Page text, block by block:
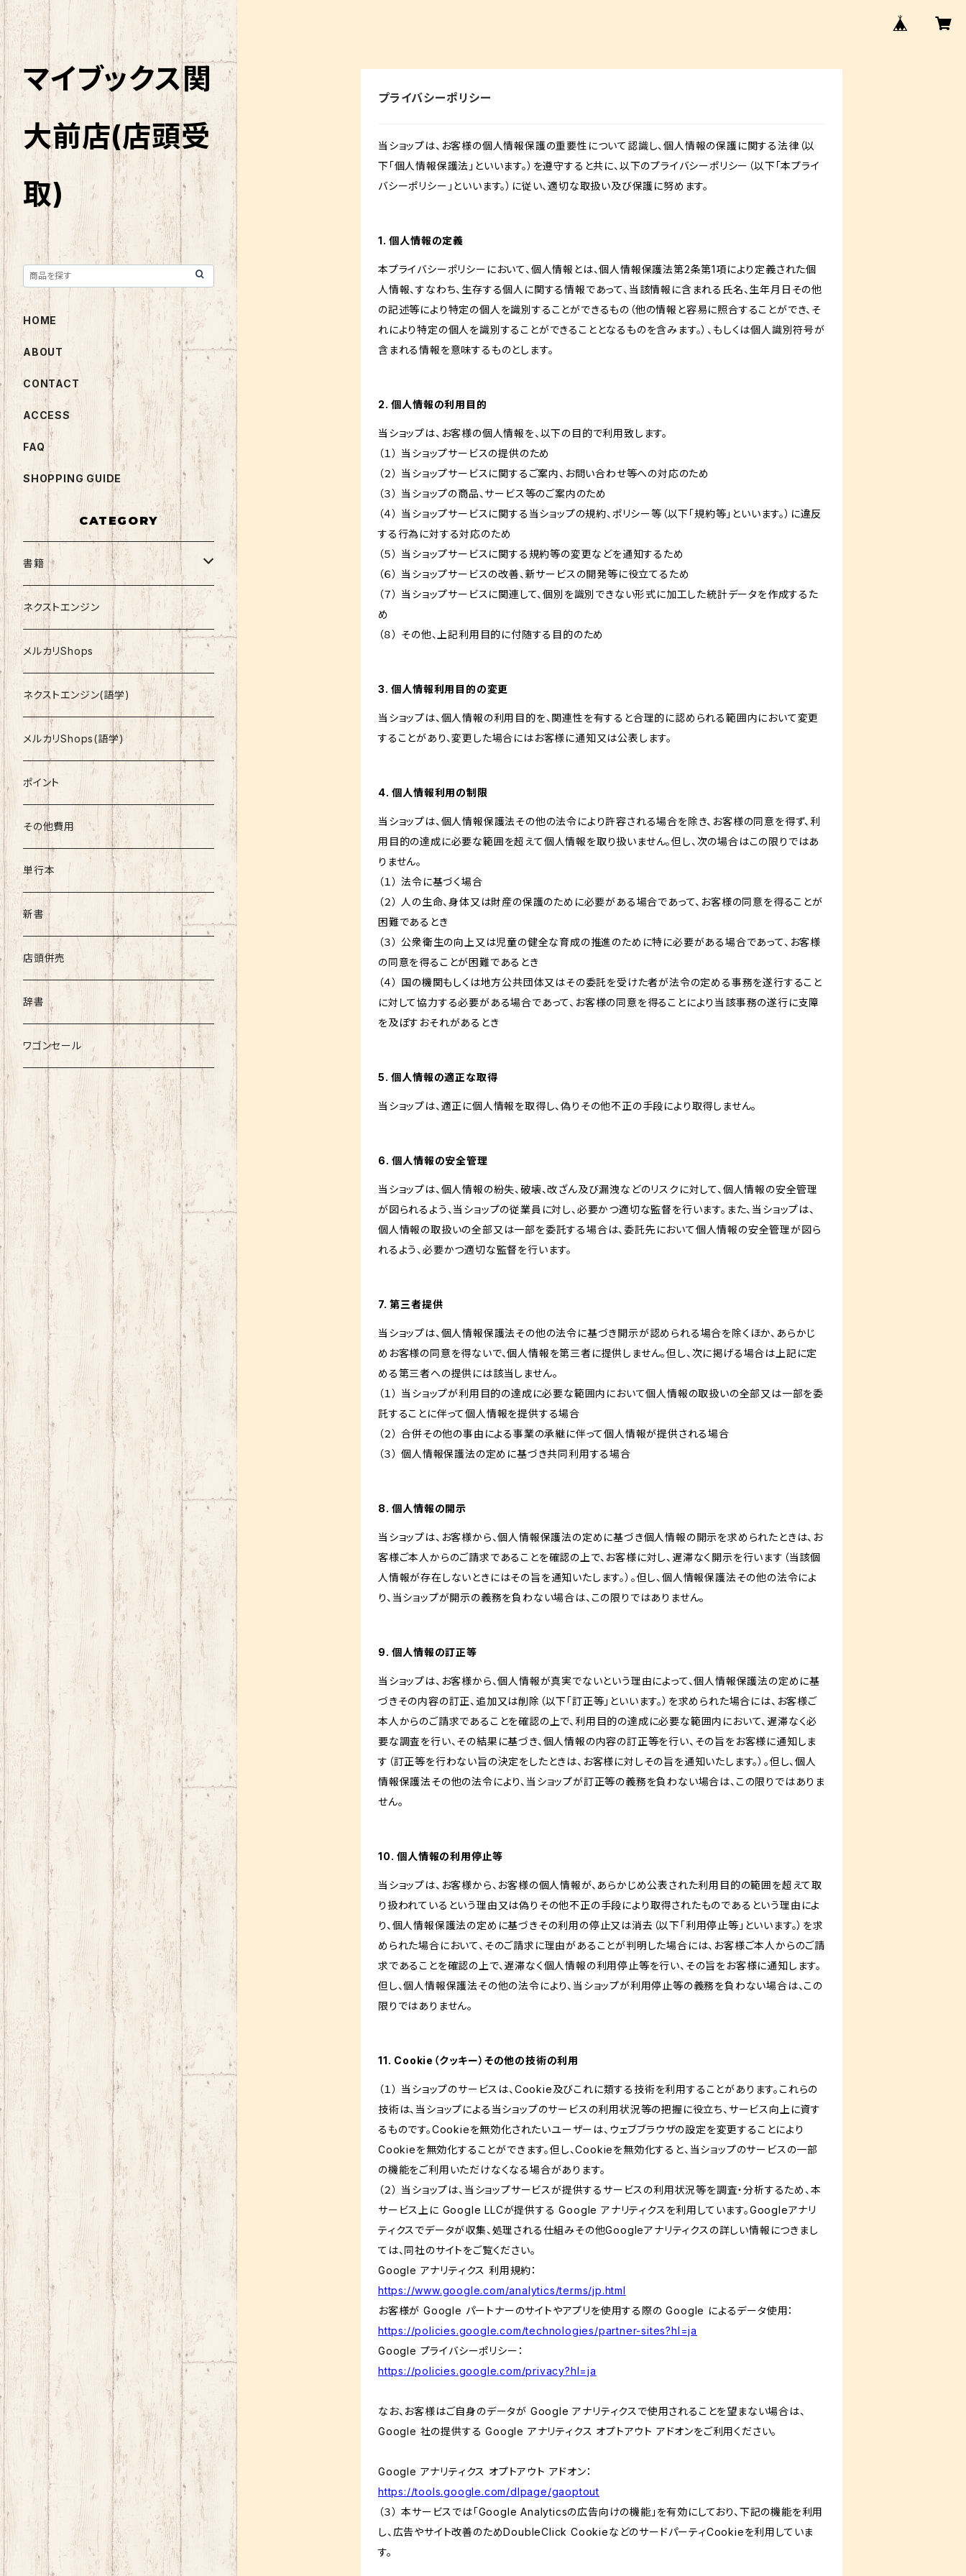
プライバシーポリシー
当ショップは、お客様の個人情報保護の重要性について認識し、個人情報の保護に関する法律（以
下「個人情報保護法」といいます。）を遵守すると共に、以下のプライバシーポリシー（以下「本プライ
バシーポリシー」といいます。）に従い、適切な取扱い及び保護に努めます。
1. 個人情報の定義
本プライバシーポリシーにおいて、個人情報とは、個人情報保護法第2条第1項により定義された個
人情報、すなわち、生存する個人に関する情報であって、当該情報に含まれる氏名、生年月日その他
の記述等により特定の個人を識別することができるもの（他の情報と容易に照合することができ、そ
れにより特定の個人を識別することができることとなるものを含みます。）、もしくは個人識別符号が
含まれる情報を意味するものとします。
2. 個人情報の利用目的
当ショップは、お客様の個人情報を、以下の目的で利用致します。
（１） 当ショップサービスの提供のため
（２） 当ショップサービスに関するご案内、お問い合わせ等への対応のため
（３） 当ショップの商品、サービス等のご案内のため
（４） 当ショップサービスに関する当ショップの規約、ポリシー等（以下「規約等」といいます。）に違反
する行為に対する対応のため
（５） 当ショップサービスに関する規約等の変更などを通知するため
（６） 当ショップサービスの改善、新サービスの開発等に役立てるため
（７） 当ショップサービスに関連して、個別を識別できない形式に加工した統計データを作成するた
め
（８） その他、上記利用目的に付随する目的のため
3. 個人情報利用目的の変更
当ショップは、個人情報の利用目的を、関連性を有すると合理的に認められる範囲内において変更
することがあり、変更した場合にはお客様に通知又は公表します。
4. 個人情報利用の制限
当ショップは、個人情報保護法その他の法令により許容される場合を除き、お客様の同意を得ず、利
用目的の達成に必要な範囲を超えて個人情報を取り扱いません。但し、次の場合はこの限りではあ
りません。
（１） 法令に基づく場合
（２） 人の生命、身体又は財産の保護のために必要がある場合であって、お客様の同意を得ることが
困難であるとき
（３） 公衆衛生の向上又は児童の健全な育成の推進のために特に必要がある場合であって、お客様
の同意を得ることが困難であるとき
（４） 国の機関もしくは地方公共団体又はその委託を受けた者が法令の定める事務を遂行すること
に対して協力する必要がある場合であって、お客様の同意を得ることにより当該事務の遂行に支障
を及ぼすおそれがあるとき
5. 個人情報の適正な取得
当ショップは、適正に個人情報を取得し、偽りその他不正の手段により取得しません。
6. 個人情報の安全管理
当ショップは、個人情報の紛失、破壊、改ざん及び漏洩などのリスクに対して、個人情報の安全管理
が図られるよう、当ショップの従業員に対し、必要かつ適切な監督を行います。また、当ショップは、
個人情報の取扱いの全部又は一部を委託する場合は、委託先において個人情報の安全管理が図ら
れるよう、必要かつ適切な監督を行います。
7. 第三者提供
当ショップは、個人情報保護法その他の法令に基づき開示が認められる場合を除くほか、あらかじ
めお客様の同意を得ないで、個人情報を第三者に提供しません。但し、次に掲げる場合は上記に定
める第三者への提供には該当しません。
（１） 当ショップが利用目的の達成に必要な範囲内において個人情報の取扱いの全部又は一部を委
託することに伴って個人情報を提供する場合
（２） 合併その他の事由による事業の承継に伴って個人情報が提供される場合
（３） 個人情報保護法の定めに基づき共同利用する場合
8. 個人情報の開示
当ショップは、お客様から、個人情報保護法の定めに基づき個人情報の開示を求められたときは、お
客様ご本人からのご請求であることを確認の上で、お客様に対し、遅滞なく開示を行います（当該個
人情報が存在しないときにはその旨を通知いたします。）。但し、個人情報保護法その他の法令によ
り、当ショップが開示の義務を負わない場合は、この限りではありません。
9. 個人情報の訂正等
当ショップは、お客様から、個人情報が真実でないという理由によって、個人情報保護法の定めに基
づきその内容の訂正、追加又は削除（以下「訂正等」といいます。）を求められた場合には、お客様ご
本人からのご請求であることを確認の上で、利用目的の達成に必要な範囲内において、遅滞なく必
要な調査を行い、その結果に基づき、個人情報の内容の訂正等を行い、その旨をお客様に通知しま
す（訂正等を行わない旨の決定をしたときは、お客様に対しその旨を通知いたします。）。但し、個人
情報保護法その他の法令により、当ショップが訂正等の義務を負わない場合は、この限りではありま
せん。
10. 個人情報の利用停止等
当ショップは、お客様から、お客様の個人情報が、あらかじめ公表された利用目的の範囲を超えて取
り扱われているという理由又は偽りその他不正の手段により取得されたものであるという理由によ
り、個人情報保護法の定めに基づきその利用の停止又は消去（以下「利用停止等」といいます。）を求
められた場合において、そのご請求に理由があることが判明した場合には、お客様ご本人からのご請
求であることを確認の上で、遅滞なく個人情報の利用停止等を行い、その旨をお客様に通知します。
但し、個人情報保護法その他の法令により、当ショップが利用停止等の義務を負わない場合は、この
限りではありません。
11. Cookie（クッキー）その他の技術の利用
（１） 当ショップのサービスは、Cookie及びこれに類する技術を利用することがあります。これらの
技術は、当ショップによる当ショップのサービスの利用状況等の把握に役立ち、サービス向上に資す
るものです。Cookieを無効化されたいユーザーは、ウェブブラウザの設定を変更することにより
Cookieを無効化することができます。但し、Cookieを無効化すると、当ショップのサービスの一部
の機能をご利用いただけなくなる場合があります。
（２） 当ショップは、当ショップサービスが提供するサービスの利用状況等を調査・分析するため、本
サービス上に Google LLCが提供する Google アナリティクスを利用しています。Googleアナリ
ティクスでデータが収集、処理される仕組みその他Googleアナリティクスの詳しい情報につきまし
ては、同社のサイトをご覧ください。
Google アナリティクス 利用規約：
https://www.google.com/analytics/terms/jp.html
お客様が Google パートナーのサイトやアプリを使用する際の Google によるデータ使用：
https://policies.google.com/technologies/partner-sites?hl=ja
Google プライバシーポリシー：
https://policies.google.com/privacy?hl=ja
なお、お客様はご自身のデータが Google アナリティクスで使用されることを望まない場合は、
Google 社の提供する Google アナリティクス オプトアウト アドオンをご利用ください。
Google アナリティクス オプトアウト アドオン：
https://tools.google.com/dlpage/gaoptout
（３） 本サービスでは「Google Analyticsの広告向けの機能」を有効にしており、下記の機能を利用
し、広告やサイト改善のためDoubleClick CookieなどのサードパーティCookieを利用していま
す。
マイブックス関
大前店(店頭受
取)
HOME
ABOUT
CONTACT
ACCESS
FAQ
SHOPPING GUIDE
CATEGORY
書籍
関西大学テキスト
就活
資格
コミック
文庫
その他書籍
書籍以外
ネクストエンジン
メルカリShops
ネクストエンジン(語学)
メルカリShops(語学)
ポイント
その他費用
単行本
新書
店頭併売
辞書
ワゴンセール